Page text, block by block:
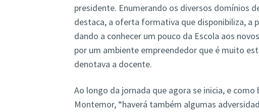
presidente. Enumerando os diversos domínios
destaca, a oferta formativa que disponibiliza, a
dando a conhecer um pouco da Escola aos
por um ambiente empreendedor que é muito
denotava a docente.
Ao longo da jornada que agora se inicia, e
Montemor, “haverá também algumas